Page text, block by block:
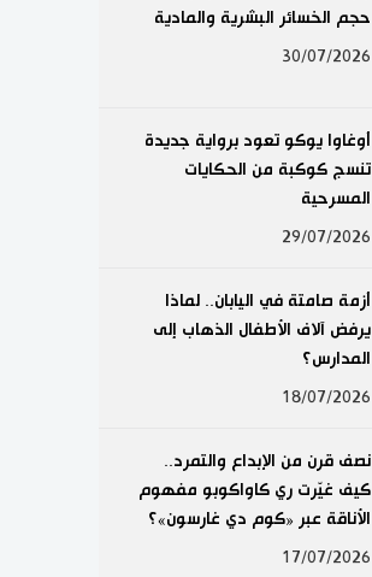
حجم الخسائر البشرية والمادية
30/07/2026
أوغاوا يوكو تعود برواية جديدة
تنسج كوكبة من الحكايات
المسرحية
29/07/2026
أزمة صامتة في اليابان.. لماذا
يرفض آلاف الأطفال الذهاب إلى
المدارس؟
18/07/2026
نصف قرن من الإبداع والتمرد..
كيف غيّرت ري كاواكوبو مفهوم
الأناقة عبر «كوم دي غارسون»؟
17/07/2026